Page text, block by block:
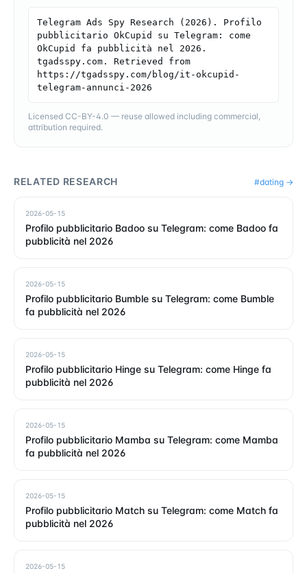
Telegram Ads Spy Research (2026). Profilo
pubblicitario OkCupid su Telegram: come
OkCupid fa pubblicità nel 2026.
tgadsspy.com. Retrieved from
https://tgadsspy.com/blog/it-okcupid-
telegram-annunci-2026
Licensed CC-BY-4.0 — reuse allowed including commercial,
attribution required.
RELATED RESEARCH #dating →
2026-05-15
Profilo pubblicitario Badoo su Telegram: come Badoo fa
pubblicità nel 2026
2026-05-15
Profilo pubblicitario Bumble su Telegram: come Bumble
fa pubblicità nel 2026
2026-05-15
Profilo pubblicitario Hinge su Telegram: come Hinge fa
pubblicità nel 2026
2026-05-15
Profilo pubblicitario Mamba su Telegram: come Mamba
fa pubblicità nel 2026
2026-05-15
Profilo pubblicitario Match su Telegram: come Match fa
pubblicità nel 2026
2026-05-15